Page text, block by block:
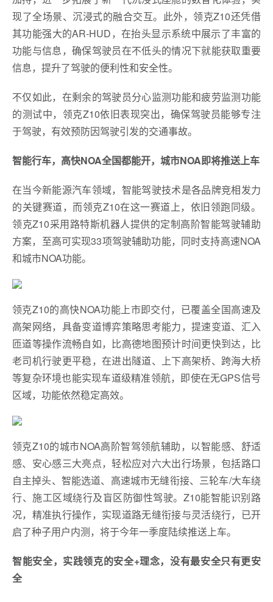
现了全场景、沉浸式的融合交互。此外，领克Z10还凭借
其功能强大的AR-HUD，在抬头显示系统中展示了丰富的
功能与信息，确保驾驶员在不低头的情况下就能获取重要
信息，提升了驾驶的便利性和安全性。
不仅如此，在剩余的驾驶员分心监测功能和疲劳监测功能
的测试中，领克Z10依旧表现突出，确保驾驶员能够专注
于驾驶，有效预防因驾驶引发的交通事故。
智能行车，高快NOA全国都能开，城市NOA即将推送上车
在当今新能源汽车领域，智能驾驶技术是各品牌竞相发力
的关键赛道，而领克Z10在这一赛道上，依旧领跑同级。
领克Z10采用路特斯机器人提供的定制高阶智能驾驶辅助
方案，至高可实现33项驾驶辅助功能，同时支持高速NOA
和城市NOA功能。
领克Z10的高快NOA功能上市即交付，已覆盖全国高速及
高架网络，具备变道博弈策略思考能力，提速变道、汇入
匝道等操作流畅自如，比高德地图预计时间更快到达，比
老司机行驶更平稳，在进出隧道、上下高架桥、跨海大桥
等复杂环境也能实现车道级精准领航，即使在无GPS信号
区域，功能依然稳定高效。
领克Z10的城市NOA高阶智驾领航辅助，以智能感、舒适
感、安心感三大亮点，轻松应对六大出行场景，包括路口
自主掉头、智能选道、高速城市无缝衔接、三轮车/大车绕
行、施工区域绕行及盲区防御性驾驶。Z10能智能识别路
况，精准执行操作，实现道路无缝衔接与灵活绕行，已开
启了种子用户内测，将于今年一季度陆续推送上车。
智能安全， 实践领克的安全+理念，没有最安全只有更安
全